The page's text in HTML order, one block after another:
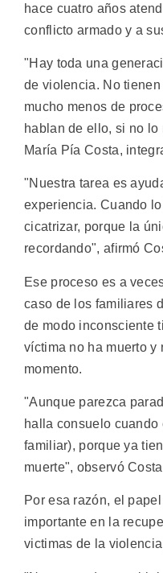
hace cuatro años
conflicto armado y a
"Hay toda una
de violencia. No
mucho menos de
hablan de ello, si no
María Pía Costa,
"Nuestra tarea es
experiencia. Cuando
cicatrizar, porque la
recordando", afirmó
Ese proceso es a
caso de los familiares
de modo inconsciente
víctima no ha muerto
momento.
"Aunque parezca
halla consuelo cuando
familiar), porque ya
muerte", observó
Por esa razón, el
importante en la
victimas de la